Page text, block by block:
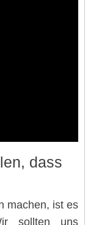
dass
machen, ist es
sollten uns